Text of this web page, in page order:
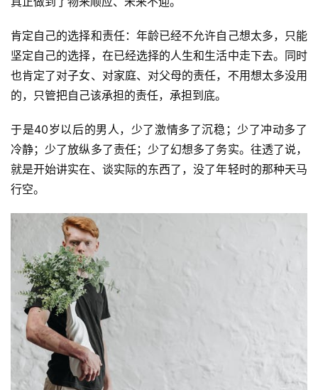
肯定自己的选择和责任：年龄已经不允许自己想太多，只能
坚定自己的选择，在已经选择的人生和生活中走下去。同时
也肯定了对子女、对家庭、对父母的责任，不用想太多没用
的，只管把自己该承担的责任，承担到底。
于是40岁以后的男人，少了激情多了沉稳；少了冲动多了
冷静；少了放纵多了责任；少了幻想多了务实。往透了说，
就是开始讲实在、谈实际的东西了，没了年轻时的那种天马
行空。